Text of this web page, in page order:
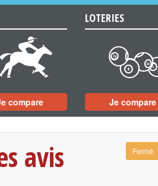
d
compare
LOTERIES
c
Je compare
avis Fermé